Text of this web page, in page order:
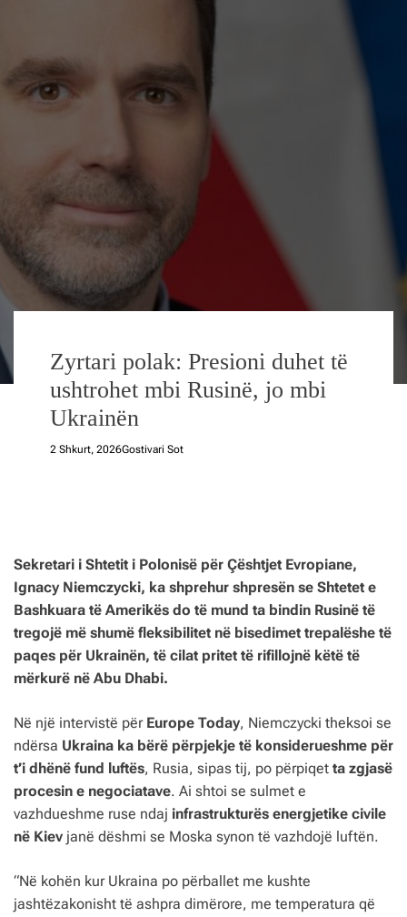
Zyrtari polak: Presioni duhet të
ushtrohet mbi Rusinë, jo mbi
Ukrainën
2 Shkurt, 2026Gostivari Sot
Sekretari i Shtetit i Polonisë për Çështjet Evropiane,
Ignacy Niemczycki, ka shprehur shpresën se Shtetet e
Bashkuara të Amerikës do të mund ta bindin Rusinë të
tregojë më shumë fleksibilitet në bisedimet trepalëshe të
paqes për Ukrainën, të cilat pritet të rifillojnë këtë të
mërkurë në Abu Dhabi.
Në një intervistë për Europe Today, Niemczycki theksoi se
ndërsa Ukraina ka bërë përpjekje të konsiderueshme për
t’i dhënë fund luftës, Rusia, sipas tij, po përpiqet ta zgjasë
procesin e negociatave. Ai shtoi se sulmet e
vazhdueshme ruse ndaj infrastrukturës energjetike civile
në Kiev janë dëshmi se Moska synon të vazhdojë luftën.
“Në kohën kur Ukraina po përballet me kushte
jashtëzakonisht të ashpra dimërore, me temperatura që